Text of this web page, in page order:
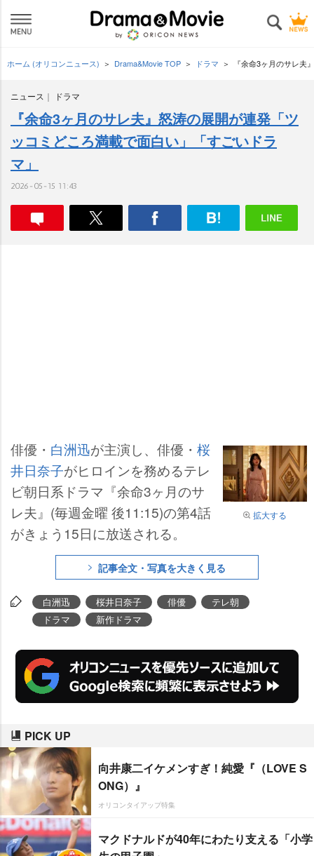
ホーム (オリコンニュース) Drama&Movie TOP ドラマ 『余命3ヶ月のサレ夫
ニュース ドラマ
『余命3ヶ月のサレ夫』怒涛の展開が連発「ツ
ッコミどころ満載で面白い」「すごいドラ
マ」
2026-05-15 11:43
拡大する
俳優・ 白洲迅が主演し、俳優・ 桜
井日奈子がヒロインを務めるテレ
ビ朝日系ドラマ『余命3ヶ月のサ
レ夫』(毎週金曜 後11:15)の第4話
がきょう15日に放送される。
記事全文・写真を大きく見る
白洲迅 桜井日奈子 俳優
テレ朝
ドラマ
新作ドラマ
PICK UP
向井康二イケメンすぎ！純愛『（LOVE S
ONG）』
オリコンタイアップ特集
マクドナルドが40年にわたり支える「小学